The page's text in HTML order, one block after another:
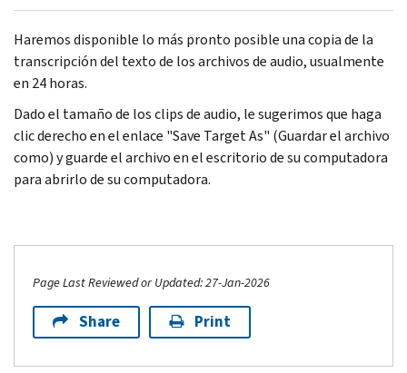
Haremos disponible lo más pronto posible una copia de la
transcripción del texto de los archivos de audio, usualmente
en 24 horas.
Dado el tamaño de los clips de audio, le sugerimos que haga
clic derecho en el enlace "Save Target As" (Guardar el archivo
como) y guarde el archivo en el escritorio de su computadora
para abrirlo de su computadora.
Page Last Reviewed or Updated: 27-Jan-2026
Share Print